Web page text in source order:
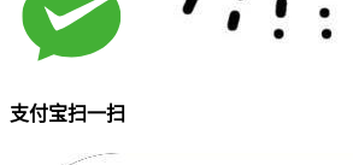
支付宝扫一扫